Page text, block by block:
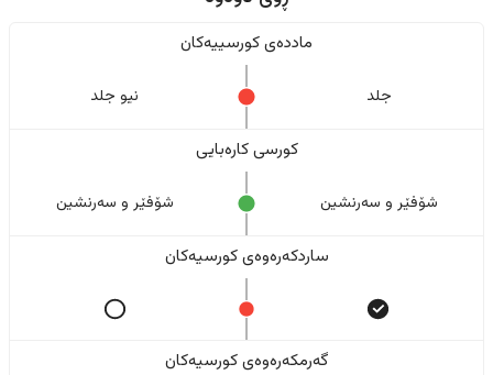
ماددەی کورسییەکان
جلد نیو جلد
کورسی کارەبایی
شۆفێر و سەرنشین شۆفێر و سەرنشین
ساردکەرەوەی کورسیەکان
گەرمکەرەوەی کورسیەکان